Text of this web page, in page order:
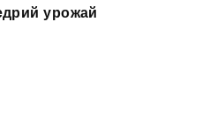
урожай